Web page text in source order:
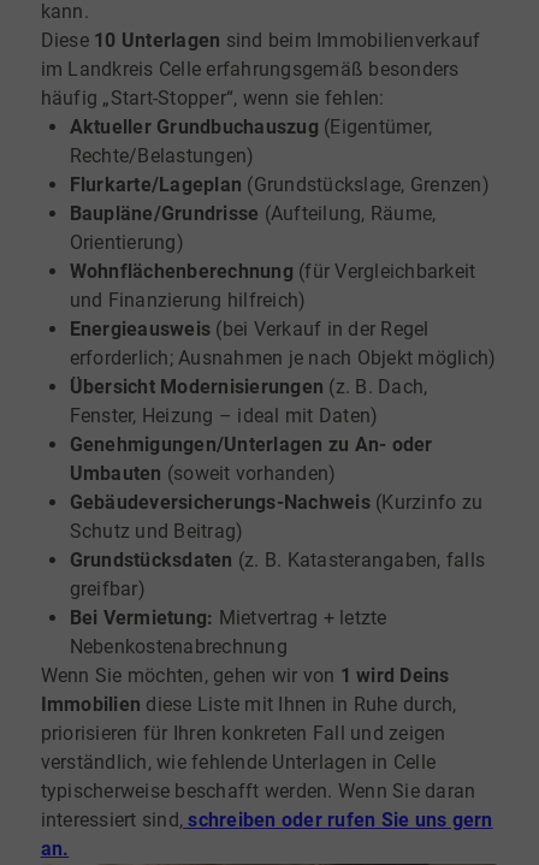
kann.
Diese 10 Unterlagen sind beim Immobilienverkauf
im Landkreis Celle erfahrungsgemäß besonders
häufig „Start-Stopper“, wenn sie fehlen:
Aktueller Grundbuchauszug (Eigentümer,
Rechte/Belastungen)
Flurkarte/Lageplan (Grundstückslage, Grenzen)
Baupläne/Grundrisse (Aufteilung, Räume,
Orientierung)
Wohnflächenberechnung (für Vergleichbarkeit
und Finanzierung hilfreich)
Energieausweis (bei Verkauf in der Regel
erforderlich; Ausnahmen je nach Objekt möglich)
Übersicht Modernisierungen (z. B. Dach,
Fenster, Heizung – ideal mit Daten)
Genehmigungen/Unterlagen zu An- oder
Umbauten (soweit vorhanden)
Gebäudeversicherungs-Nachweis(Kurzinfo zu
Schutz und Beitrag)
Grundstücksdaten (z. B. Katasterangaben, falls
greifbar)
Bei Vermietung: Mietvertrag + letzte
Nebenkostenabrechnung
Wenn Sie möchten, gehen wir von 1 wird Deins
Immobilien diese Liste mit Ihnen in Ruhe durch,
priorisieren für Ihren konkreten Fall und zeigen
verständlich, wie fehlende Unterlagen in Celle
typischerweise beschafft werden. Wenn Sie daran
interessiert sind, schreiben oder rufen Sie uns gern
an.